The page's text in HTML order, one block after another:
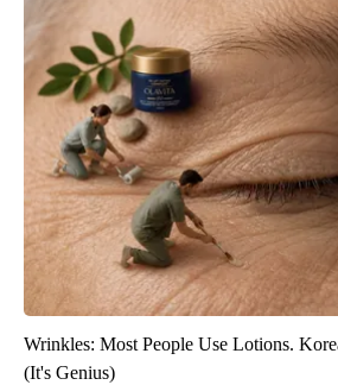
Wrinkles: Most People Use Lotions.
(It's Genius)